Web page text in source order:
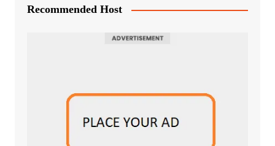
Recommended Host